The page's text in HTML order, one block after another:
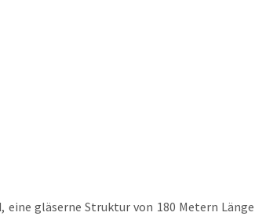
eine glä­ser­ne Struk­tur von 180 Metern Län­ge